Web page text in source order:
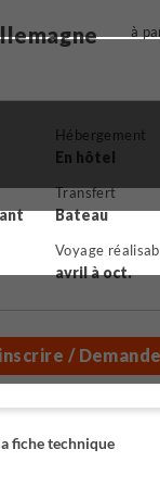
à
Hébergement
En hôtel
Transfert
Bateau
Voyage
avril à oct.
/
fiche technique